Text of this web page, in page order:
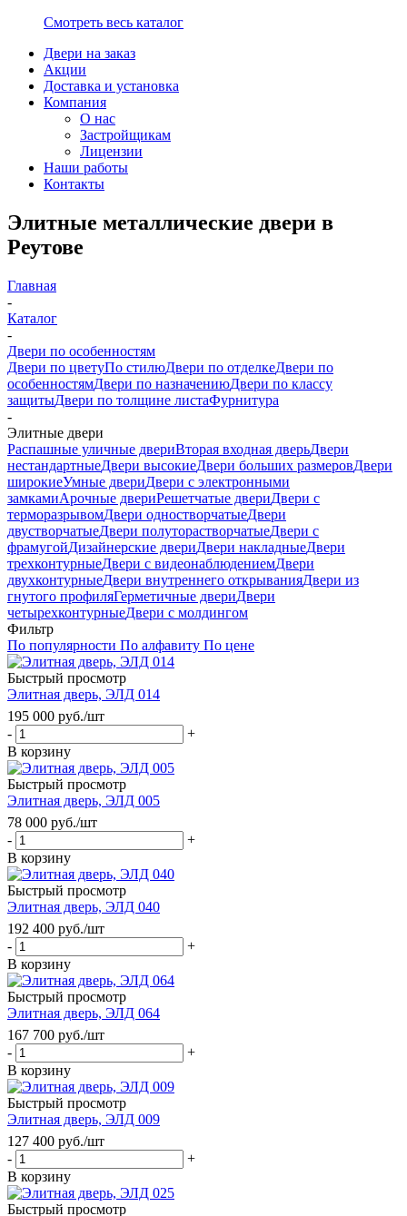
Смотреть весь каталог
Двери на заказ
Акции
Доставка и установка
Компания
О нас
Застройщикам
Лицензии
Наши работы
Контакты
Элитные металлические двери в
Реутове
Главная
-
Каталог
-
Двери по особенностям
Двери по цветуПо стилюДвери по отделкеДвери по
особенностямДвери по назначениюДвери по классу
защитыДвери по толщине листаФурнитура
-
Элитные двери
Распашные уличные двериВторая входная дверьДвери
нестандартныеДвери высокиеДвери больших размеровДвери
широкиеУмные двериДвери с электронными
замкамиАрочные двериРешетчатые двериДвери с
терморазрывомДвери одностворчатыеДвери
двустворчатыеДвери полуторастворчатыеДвери с
фрамугойДизайнерские двериДвери накладныеДвери
трехконтурныеДвери с видеонаблюдениемДвери
двухконтурныеДвери внутреннего открыванияДвери из
гнутого профиляГерметичные двериДвери
четырехконтурныеДвери с молдингом
Фильтр
По популярности По алфавиту По цене
Быстрый просмотр
Элитная дверь, ЭЛД 014
195 000 руб./шт
-
+
В корзину
Быстрый просмотр
Элитная дверь, ЭЛД 005
78 000 руб./шт
-
+
В корзину
Быстрый просмотр
Элитная дверь, ЭЛД 040
192 400 руб./шт
-
+
В корзину
Быстрый просмотр
Элитная дверь, ЭЛД 064
167 700 руб./шт
-
+
В корзину
Быстрый просмотр
Элитная дверь, ЭЛД 009
127 400 руб./шт
-
+
В корзину
Быстрый просмотр